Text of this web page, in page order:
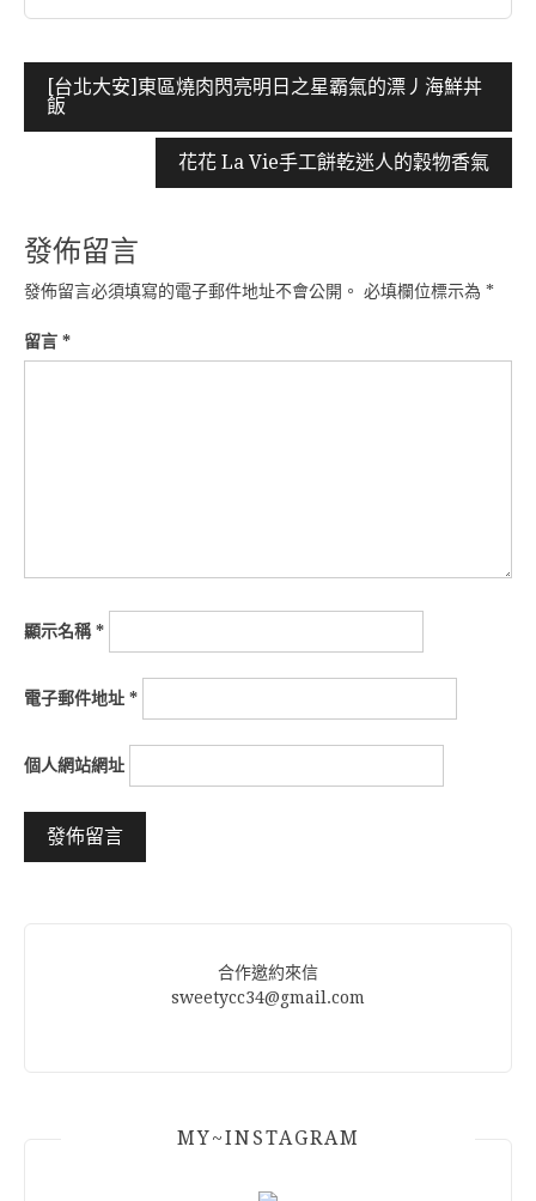
文
章
[台北大安]東區燒肉閃亮明日之星霸氣的漂丿海鮮丼
飯
花花 La Vie手工餅乾迷人的穀物香氣
發佈留言
發佈留言必須填寫的電子郵件地址不會公開。 必填欄位標示為 *
留言 *
顯示名稱*
電子郵件地址 *
個人網站網址
合作邀約來信
sweetycc34@gmail.com
MY~INSTAGRAM